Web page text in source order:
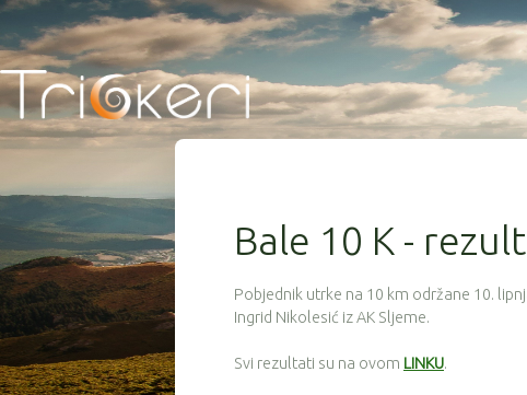
Bale 10 K -
Pobjednik utrke na 10 km održane 10.
Ingrid Nikolesić iz AK Sljeme.
Svi rezultati su na ovom LINKU.